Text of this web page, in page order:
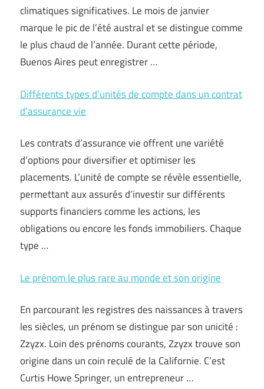
climatiques significatives. Le mois de janvier
marque le pic de l’été austral et se distingue comme
le plus chaud de l’année. Durant cette période,
Buenos Aires peut enregistrer …
Différents types d’unités de compte dans un contrat
d’assurance vie
Les contrats d’assurance vie offrent une variété
d’options pour diversifier et optimiser les
placements. L’unité de compte se révèle essentielle,
permettant aux assurés d’investir sur différents
supports financiers comme les actions, les
obligations ou encore les fonds immobiliers. Chaque
type …
Le prénom le plus rare au monde et son origine
En parcourant les registres des naissances à travers
les siècles, un prénom se distingue par son unicité :
Zzyzx. Loin des prénoms courants, Zzyzx trouve son
origine dans un coin reculé de la Californie. C’est
Curtis Howe Springer, un entrepreneur …